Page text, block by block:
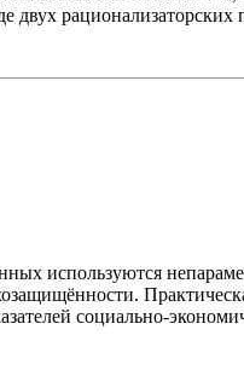
двух
используются
социально-